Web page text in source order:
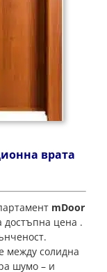
врата
mDoor
цена .
между солидна
шумо – и